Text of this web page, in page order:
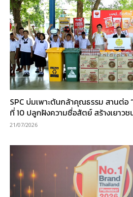
SPC บ่มเพาะต้นกล้าคุณธรรม สานต่
ที่ 10 ปลูกฝังความซื่อสัตย์ สร้างเยาว
21/07/2026